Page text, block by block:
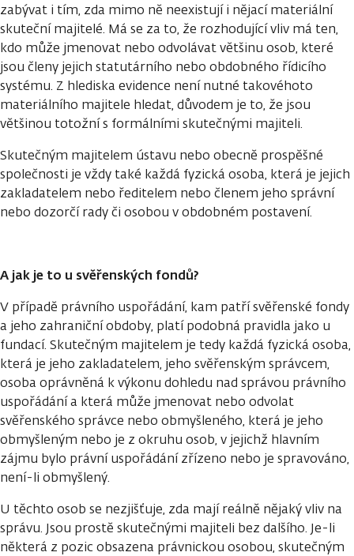
zabývat i tím, zda mimo ně neexistují i nějací materiální
skuteční majitelé. Má se za to, že rozhodující vliv má ten,
kdo může jmenovat nebo odvolávat většinu osob, které
jsou členy jejich statutárního nebo obdobného řídicího
systému. Z hlediska evidence není nutné takovéhoto
materiálního majitele hledat, důvodem je to, že jsou
většinou totožní s formálními skutečnými majiteli.
Skutečným majitelem ústavu nebo obecně prospěšné
společnosti je vždy také každá fyzická osoba, která je jejich
zakladatelem nebo ředitelem nebo členem jeho správní
nebo dozorčí rady či osobou v obdobném postavení.
A jak je to u svěřenských fondů?
V případě právního uspořádání, kam patří svěřenské fondy
a jeho zahraniční obdoby, platí podobná pravidla jako u
fundací. Skutečným majitelem je tedy každá fyzická osoba,
která je jeho zakladatelem, jeho svěřenským správcem,
osoba oprávněná k výkonu dohledu nad správou právního
uspořádání a která může jmenovat nebo odvolat
svěřenského správce nebo obmyšleného, která je jeho
obmyšleným nebo je z okruhu osob, v jejichž hlavním
zájmu bylo právní uspořádání zřízeno nebo je spravováno,
není-li obmyšlený.
U těchto osob se nezjišťuje, zda mají reálně nějaký vliv na
správu. Jsou prostě skutečnými majiteli bez dalšího. Je-li
některá z pozic obsazena právnickou osobou, skutečným